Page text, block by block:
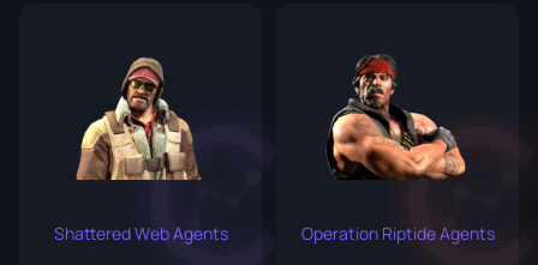
Shattered Web Agents Operation Riptide Agents